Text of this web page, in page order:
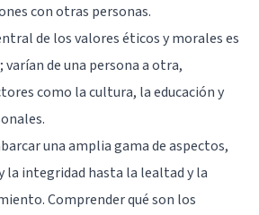
con otras personas.
de los valores éticos y morales es
de una persona a otra,
como la cultura, la educación y
una amplia gama de aspectos,
la integridad hasta la lealtad y la
Comprender qué son los